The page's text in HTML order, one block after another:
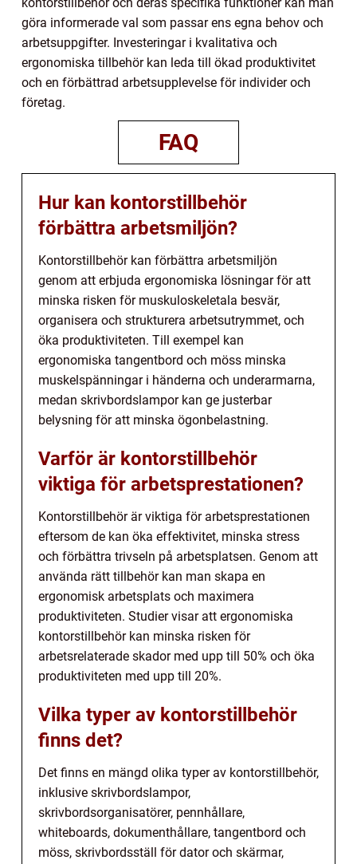
kontorstillbehör och deras specifika funktioner kan man
göra informerade val som passar ens egna behov och
arbetsuppgifter. Investeringar i kvalitativa och
ergonomiska tillbehör kan leda till ökad produktivitet
och en förbättrad arbetsupplevelse för individer och
företag.
FAQ
Hur kan kontorstillbehör
förbättra arbetsmiljön?
Kontorstillbehör kan förbättra arbetsmiljön
genom att erbjuda ergonomiska lösningar för att
minska risken för muskuloskeletala besvär,
organisera och strukturera arbetsutrymmet, och
öka produktiviteten. Till exempel kan
ergonomiska tangentbord och möss minska
muskelspänningar i händerna och underarmarna,
medan skrivbordslampor kan ge justerbar
belysning för att minska ögonbelastning.
Varför är kontorstillbehör
viktiga för arbetsprestationen?
Kontorstillbehör är viktiga för arbetsprestationen
eftersom de kan öka effektivitet, minska stress
och förbättra trivseln på arbetsplatsen. Genom att
använda rätt tillbehör kan man skapa en
ergonomisk arbetsplats och maximera
produktiviteten. Studier visar att ergonomiska
kontorstillbehör kan minska risken för
arbetsrelaterade skador med upp till 50% och öka
produktiviteten med upp till 20%.
Vilka typer av kontorstillbehör
finns det?
Det finns en mängd olika typer av kontorstillbehör,
inklusive skrivbordslampor,
skrivbordsorganisatörer, pennhållare,
whiteboards, dokumenthållare, tangentbord och
möss, skrivbordsställ för dator och skärmar,